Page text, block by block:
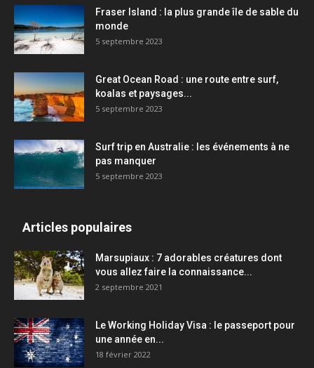
Fraser Island : la plus grande île de sable du
monde
5 septembre 2023
Great Ocean Road : une route entre surf,
koalas et paysages...
5 septembre 2023
Surf trip en Australie : les événements à ne
pas manquer
5 septembre 2023
Articles populaires
Marsupiaux : 7 adorables créatures dont
vous allez faire la connaissance...
2 septembre 2021
Le Working Holiday Visa : le passeport pour
une année en...
18 février 2022